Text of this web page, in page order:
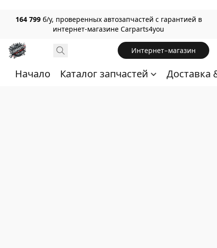
164 799 б/у, проверенных автозапчастей с гарантией в
интернет-магазине Carparts4you
Интернет-магазин
Начало Каталог запчастей Доставка